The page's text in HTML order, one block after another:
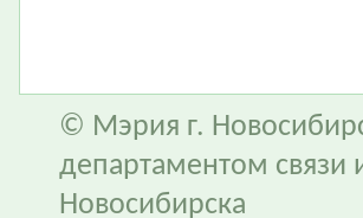
© Мэрия г.
департаментом
Новосибирска